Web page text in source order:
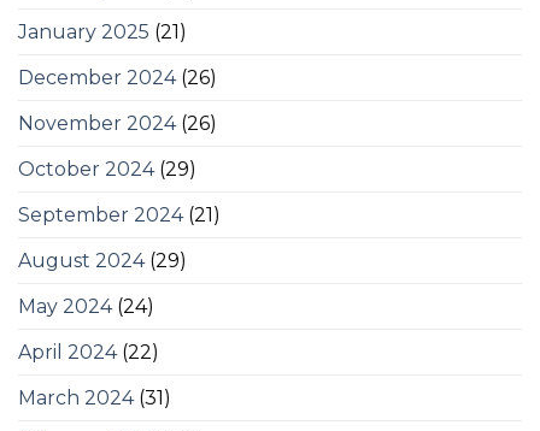
January 2025 (21)
December 2024(26)
November 2024(26)
October 2024(29)
September 2024(21)
August 2024(29)
May 2024(24)
April 2024(22)
March 2024(31)